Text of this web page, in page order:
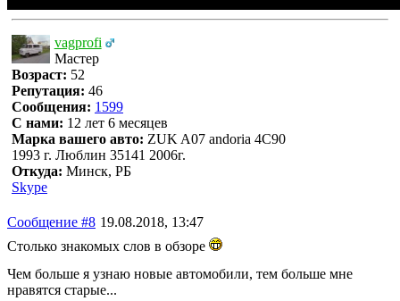
vagprofi
Мастер
Возраст: 52
Репутация: 46
Сообщения: 1599
С нами: 12 лет 6 месяцев
Марка вашего авто: ZUK A07 andoria 4C90
1993 г. Люблин 35141 2006г.
Откуда: Минск, РБ
Skype
Сообщение #8 19.08.2018, 13:47
Столько знакомых слов в обзоре
Чем больше я узнаю новые автомобили, тем больше мне
нравятся старые...